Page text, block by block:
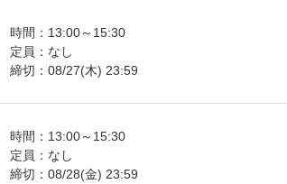
時間：13:00～15:30
定員：なし
締切：08/27(木) 23:59
時間：13:00～15:30
定員：なし
締切：08/28(金) 23:59